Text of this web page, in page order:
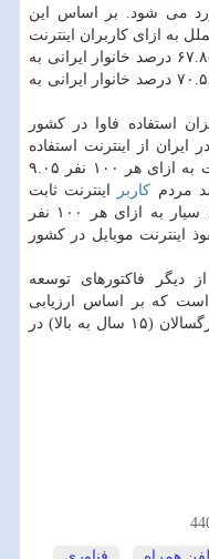
۱۳۸.۸۳ درصد برآورد می شود. بر اساس این
به ازای كاربران اینترنت
۱۶۷۹.۱۰ برحسب بیت بر ثانیه است و ۶۷.۸۵ درصد خانوار ایرانی به
كامپیوتر دسترسی دارند. در همین حال ۷۰.۵۸ درصد خانوار ایرانی به
استفاده فاوا در كشور
درصد افراد در ایران از اینترنت استفاده
می نمایند. میزان مشتركین پهن باند ثابت به ازای هر ۱۰۰ نفر ۹.۰۵
كاربر
اینترنت ثابت
هستند و میزان مشتركان فعال پهن باند سیار به ازای هر ۱۰۰ نفر
اینترنت موبایل در كشور
دیگر فاكتورهای توسعه
است كه بر اساس ارزیابی
اتحادیه جهانی مخابرات نرخ باسوادی بزرگسالان (۱۵ سال به بالا) در